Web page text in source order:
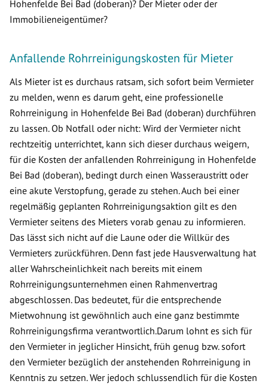
Hohenfelde Bei Bad (doberan)? Der Mieter oder der
Immobilieneigentümer?
Anfallende Rohrreinigungskosten für Mieter
Als Mieter ist es durchaus ratsam, sich sofort beim Vermieter
zu melden, wenn es darum geht, eine professionelle
Rohrreinigung in Hohenfelde Bei Bad (doberan) durchführen
zu lassen. Ob Notfall oder nicht: Wird der Vermieter nicht
rechtzeitig unterrichtet, kann sich dieser durchaus weigern,
für die Kosten der anfallenden Rohrreinigung in Hohenfelde
Bei Bad (doberan), bedingt durch einen Wasseraustritt oder
eine akute Verstopfung, gerade zu stehen. Auch bei einer
regelmäßig geplanten Rohrreinigungsaktion gilt es den
Vermieter seitens des Mieters vorab genau zu informieren.
Das lässt sich nicht auf die Laune oder die Willkür des
Vermieters zurückführen. Denn fast jede Hausverwaltung hat
aller Wahrscheinlichkeit nach bereits mit einem
Rohrreinigungsunternehmen einen Rahmenvertrag
abgeschlossen. Das bedeutet, für die entsprechende
Mietwohnung ist gewöhnlich auch eine ganz bestimmte
Rohrreinigungsfirma verantwortlich.Darum lohnt es sich für
den Vermieter in jeglicher Hinsicht, früh genug bzw. sofort
den Vermieter bezüglich der anstehenden Rohrreinigung in
Kenntnis zu setzen. Wer jedoch schlussendlich für die Kosten